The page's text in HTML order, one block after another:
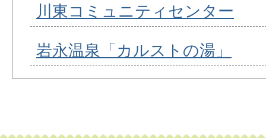
川東コミュニティセンター
岩永温泉「カルストの湯」